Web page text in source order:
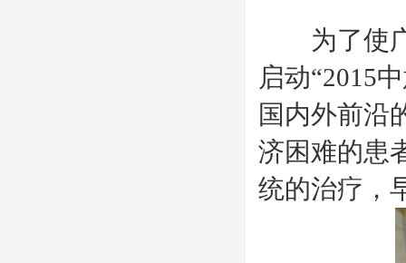
为了使广
启动“2015
国内外前沿
济困难的患
统的治疗